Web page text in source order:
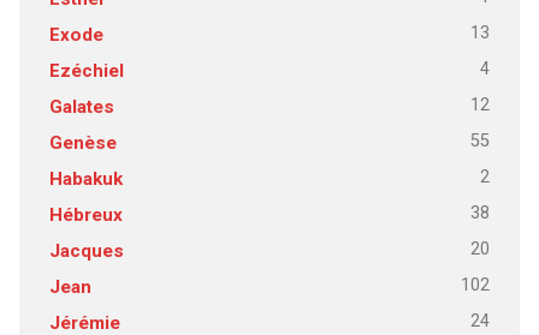
Exode 13
Ezéchiel 4
Galates 12
Genèse 55
Habakuk 2
Hébreux 38
Jacques 20
Jean 102
Jérémie 24